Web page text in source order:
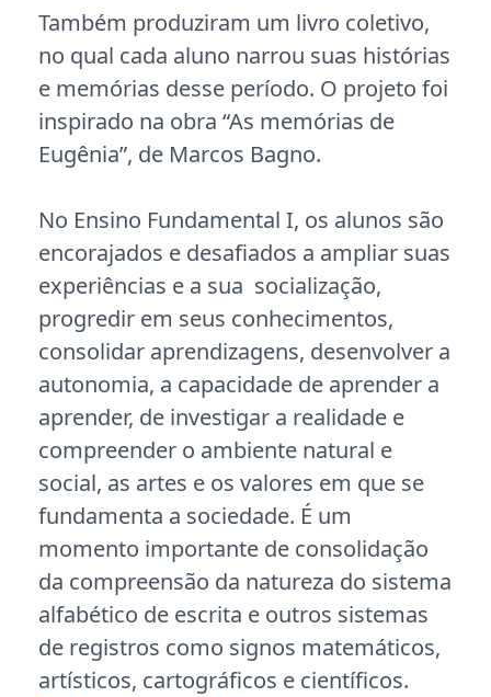
Também produziram um livro coletivo,
no qual cada aluno narrou suas histórias
e memórias desse período. O projeto foi
inspirado na obra “As memórias de
Eugênia”, de Marcos Bagno.
No Ensino Fundamental I, os alunos são
encorajados e desafiados a ampliar suas
experiências e a sua socialização,
progredir em seus conhecimentos,
consolidar aprendizagens, desenvolver a
autonomia, a capacidade de aprender a
aprender, de investigar a realidade e
compreender o ambiente natural e
social, as artes e os valores em que se
fundamenta a sociedade. É um
momento importante de consolidação
da compreensão da natureza do sistema
alfabético de escrita e outros sistemas
de registros como signos matemáticos,
artísticos, cartográficos e científicos.